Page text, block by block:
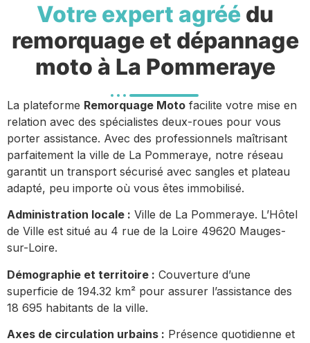
Votre expert agréé du
remorquage et dépannage
moto à La Pommeraye
La plateforme Remorquage Moto facilite votre mise en
relation avec des spécialistes deux-roues pour vous
porter assistance. Avec des professionnels maîtrisant
parfaitement la ville de La Pommeraye, notre réseau
garantit un transport sécurisé avec sangles et plateau
adapté, peu importe où vous êtes immobilisé.
Administration locale : Ville de La Pommeraye. L’Hôtel
de Ville est situé au 4 rue de la Loire 49620 Mauges-
sur-Loire.
Démographie et territoire : Couverture d’une
superficie de 194.32 km² pour assurer l’assistance des
18 695 habitants de la ville.
Axes de circulation urbains : Présence quotidienne et